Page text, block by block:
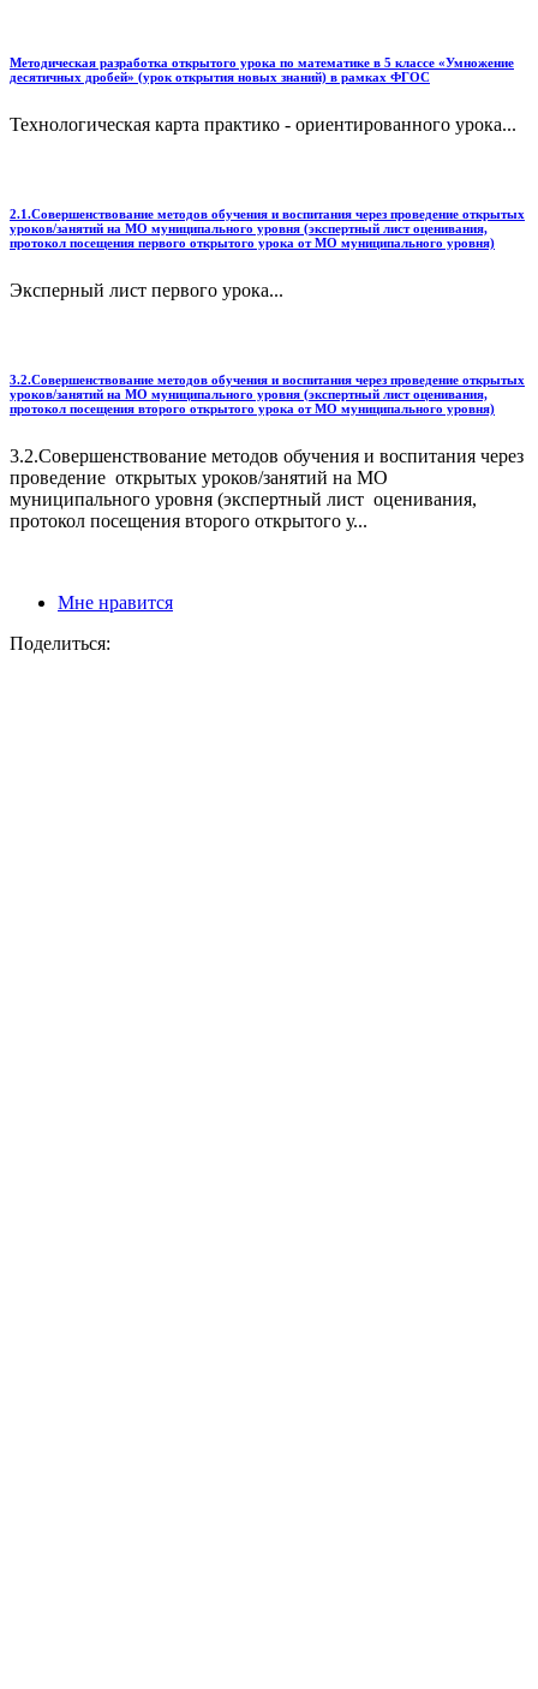
Методическая разработка открытого урока по математике в 5 классе «Умножение
десятичных дробей» (урок открытия новых знаний) в рамках ФГОС
Технологическая карта практико - ориентированного урока...
2.1.Совершенствование методов обучения и воспитания через проведение открытых
уроков/занятий на МО муниципального уровня (экспертный лист оценивания,
протокол посещения первого открытого урока от МО муниципального уровня)
Эксперный лист первого урока...
3.2.Совершенствование методов обучения и воспитания через проведение открытых
уроков/занятий на МО муниципального уровня (экспертный лист оценивания,
протокол посещения второго открытого урока от МО муниципального уровня)
3.2.Совершенствование методов обучения и воспитания через
проведение открытых уроков/занятий на МО
муниципального уровня (экспертный лист оценивания,
протокол посещения второго открытого у...
Мне нравится
Поделиться: